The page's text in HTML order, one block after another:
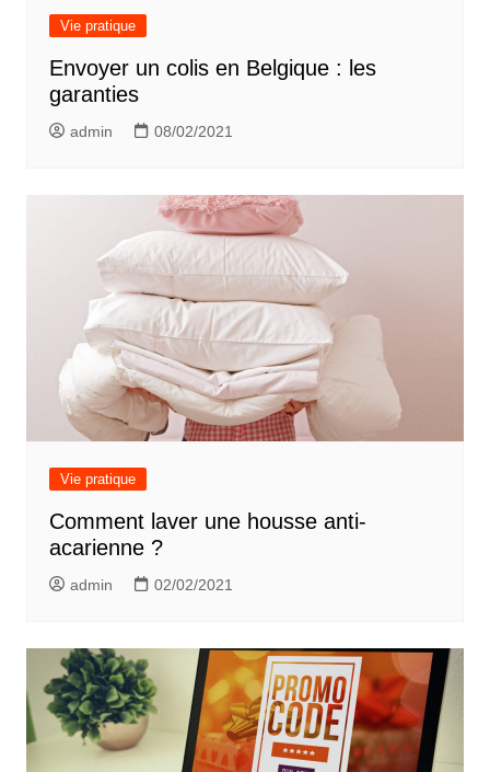
Vie pratique
Envoyer un colis en Belgique : les
garanties
admin 08/02/2021
Vie pratique
Comment laver une housse anti-
acarienne ?
admin 02/02/2021